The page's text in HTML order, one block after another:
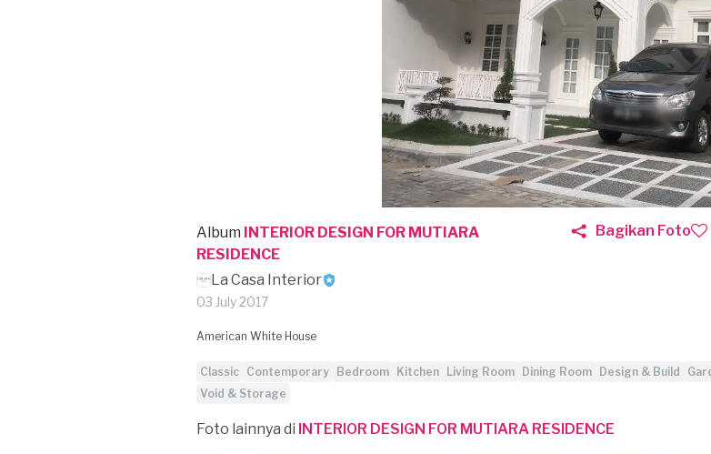
Album INTERIOR DESIGN FOR MUTIARA
RESIDENCE
La Casa Interior
03 July 2017
Bagikan Foto
American White House
Classic Contemporary Bedroom Kitchen Living Room Dining Room Design & Build
Void & Storage
Foto lainnya di INTERIOR DESIGN FOR MUTIARA RESIDENCE